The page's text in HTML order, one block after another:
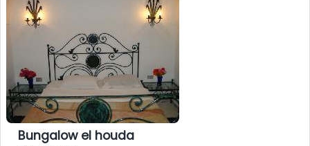
Bungalow el houda